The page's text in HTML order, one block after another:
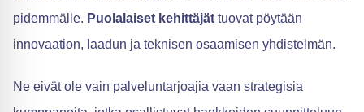
pidemmälle. Puolalaiset kehittäjät tuovat pöytään
innovaation, laadun ja teknisen osaamisen yhdistelmän.
Ne eivät ole vain palveluntarjoajia vaan strategisia